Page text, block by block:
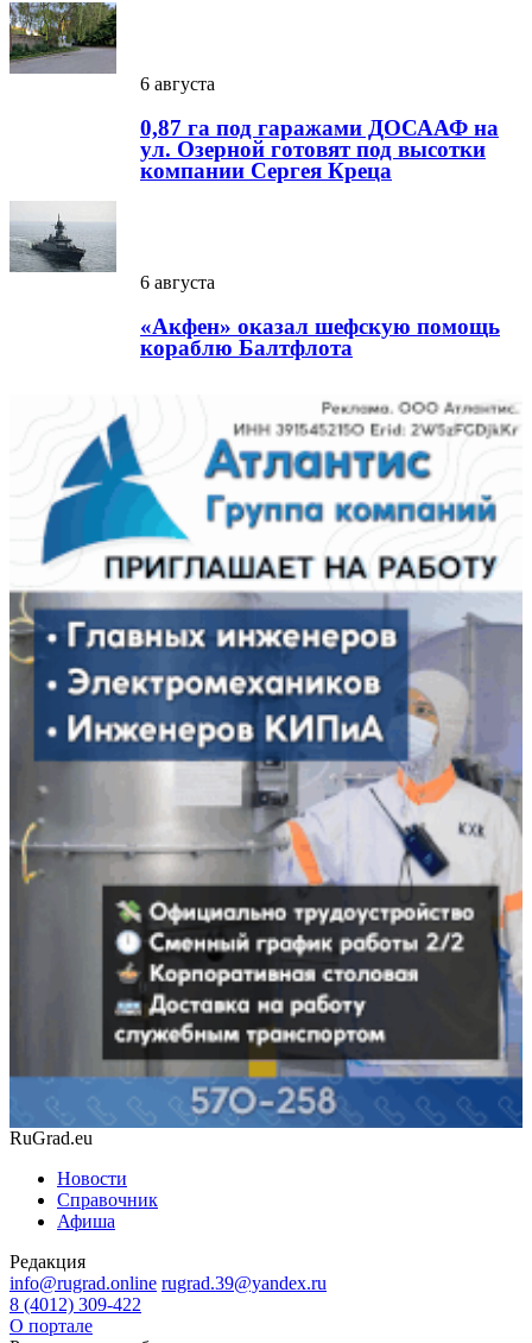
6 августа
0,87 га под гаражами ДОСААФ на
ул. Озерной готовят под высотки
компании Сергея Креца
6 августа
«Акфен» оказал шефскую помощь
кораблю Балтфлота
RuGrad.eu
Новости
Справочник
Афиша
Редакция
info@rugrad.online rugrad.39@yandex.ru
8 (4012) 309-422
О портале